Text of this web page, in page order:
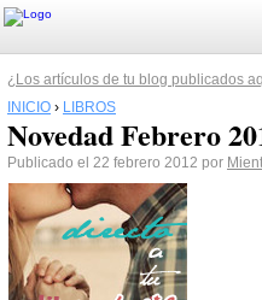
¿Los artículos de tu blog publicados
INICIO › LIBROS
Novedad Febrero
Publicado el 22 febrero 2012 por